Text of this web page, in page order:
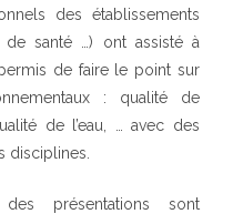
des établissements
de santé …) ont assisté à
de faire le point sur
: qualité de
de l’eau, … avec des
disciplines.
des présentations sont